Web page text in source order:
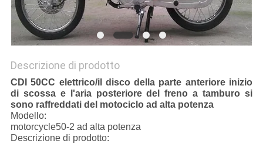
Descrizione di prodotto
CDI 50CC elettrico/il disco della parte anteriore inizio
di scossa e l'aria posteriore del freno a tamburo si
sono raffreddati del motociclo ad alta potenza
Modello:
motorcycle50-2 ad alta potenza
Descrizione di prodotto: